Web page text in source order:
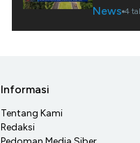
News 4
Informasi
Tentang Kami
Redaksi